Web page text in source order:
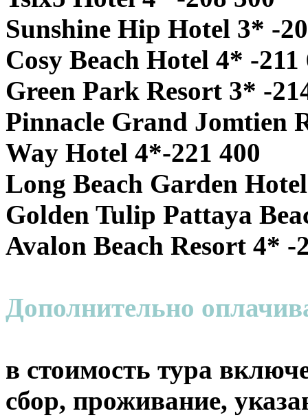
Sunshine Hip Hotel 3* -
Cosy Beach Hotel 4* -211
Green Park Resort 3* -
Pinnacle Grand Jomtien
Way Hotel 4*-221 400
Long Beach Garden
Golden Tulip Pattaya
Avalon Beach Resort 4* -
Дополнительно
в стоимость тура
сбор, проживание,